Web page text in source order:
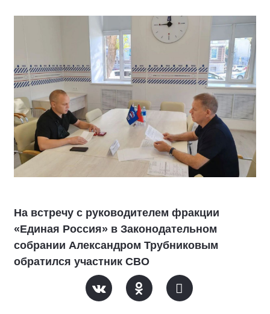
На встречу с руководителем фракции
«Единая Россия» в Законодательном
собрании Александром Трубниковым
обратился участник СВО